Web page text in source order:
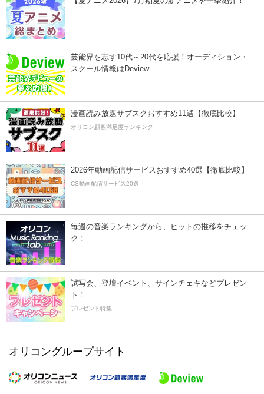
芸能界を志す10代～20代を応援！オーディション・
スクール情報はDeview
漫画読み放題サブスクおすすめ11選【徹底比較】
オリコン顧客満足度ランキング
2026年動画配信サービスおすすめ40選【徹底比較】
CS動画配信サービス20選
毎週の音楽ランキングから、ヒットの推移をチェッ
ク！
試写会、登壇イベント、サインチェキなどプレゼン
ト！
プレゼント特集
オリコングループサイト